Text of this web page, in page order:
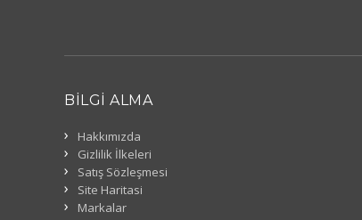
BILGI ALMA
Hakkımızda
Gizlilik İlkeleri
Satış Sözleşmesi
Site Haritasi
Markalar